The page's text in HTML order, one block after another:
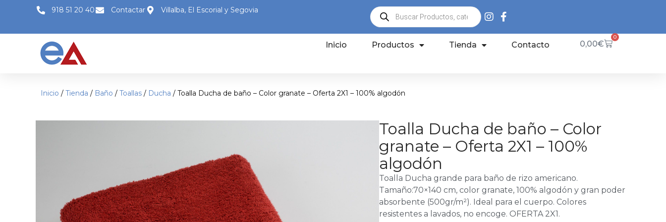
918 51 20 40 Contactar Villalba, El Escorial y Segovia
Inicio Productos Tienda Contacto 0,00€
0
Inicio / Tienda / Baño / Toallas / Ducha / Toalla Ducha de baño – Color granate – Oferta 2X1 – 100% algodón
Toalla Ducha de baño – Color
granate – Oferta 2X1 – 100%
algodón
Toalla Ducha grande para baño de rizo americano.
Tamaño:70×140 cm, color granate, 100% algodón y gran poder
absorbente (500gr/m²). Ideal para el cuerpo. Colores
resistentes a lavados, no encoge. OFERTA 2X1.